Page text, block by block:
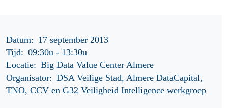
Datum: 17 september 2013
Tijd: 09:30u- 13:30u
Locatie: Big Data Value Center Almere
Organisator: DSA Veilige Stad, Almere DataCapital,
TNO, CCV en G32 Veiligheid Intelligence werkgroep